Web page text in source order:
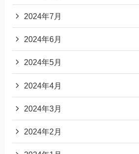
2024年7月
2024年6月
2024年5月
2024年4月
2024年3月
2024年2月